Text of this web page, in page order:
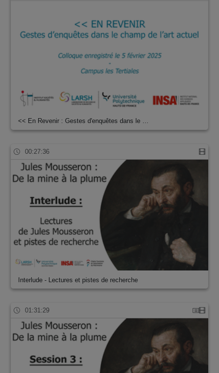
<< En Revenir : Gestes d'enquêtes dans le …
00:27:36
Interlude - Lectures et pistes de recherche
01:31:29